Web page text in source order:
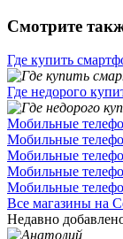
Смотрите
Где купить
Где недорого
Мобильные
Мобильные
Мобильные
Мобильные
Мобильные
Все магазины на
Недавно